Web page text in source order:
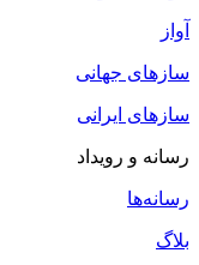
آواز
سازهای جهانی
سازهای ایرانی
رسانه و رویداد
رسانه‌ها
بلاگ